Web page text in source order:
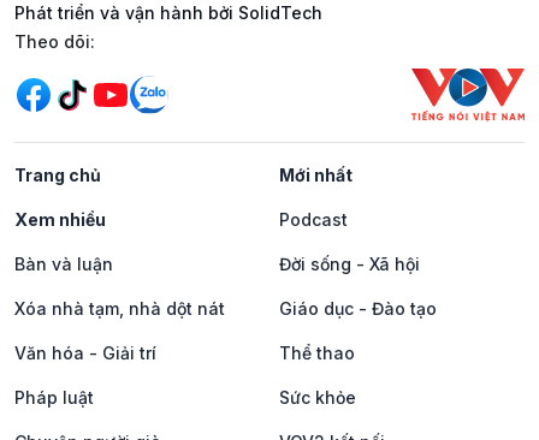
Phát triển và vận hành bởi SolidTech
Mạng xã hội
Theo dõi:
Trang chủ Mới nhất
Xem nhiều Podcast
Bàn và luận Đời sống - Xã hội
Xóa nhà tạm, nhà dột nát Giáo dục - Đào tạo
Văn hóa - Giải trí Thể thao
Pháp luật Sức khỏe